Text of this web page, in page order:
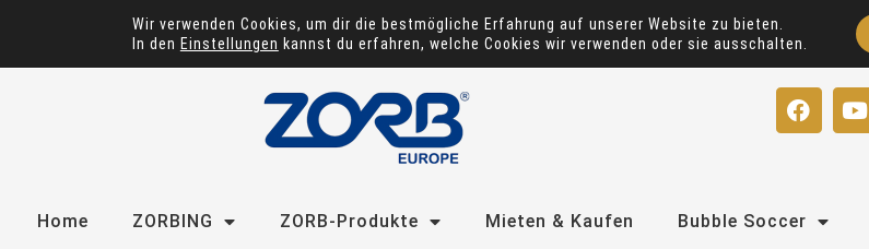
F
a
o
o
Y
o
Home ZORBING ZORB-Produkte Mieten & Kaufen Bubble Soccer
Wir verwenden Cookies, um dir die bestmögliche Erfahrung auf unserer Website zu bieten.
In den Einstellungen kannst du erfahren, welche Cookies wir verwenden oder sie ausschalten.